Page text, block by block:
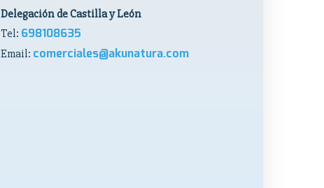
Delegación de Castilla y León
Tel: 698108635
Email: comerciales@akunatura.com